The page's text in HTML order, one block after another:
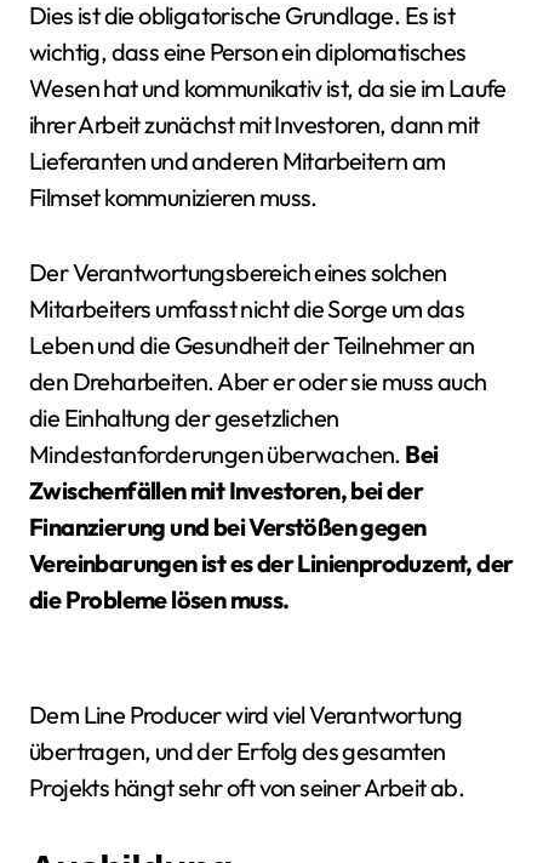
Dies ist die obligatorische Grundlage. Es ist
wichtig, dass eine Person ein diplomatisches
Wesen hat und kommunikativ ist, da sie im Laufe
ihrer Arbeit zunächst mit Investoren, dann mit
Lieferanten und anderen Mitarbeitern am
Filmset kommunizieren muss.
Der Verantwortungsbereich eines solchen
Mitarbeiters umfasst nicht die Sorge um das
Leben und die Gesundheit der Teilnehmer an
den Dreharbeiten. Aber er oder sie muss auch
die Einhaltung der gesetzlichen
Mindestanforderungen überwachen. Bei
Zwischenfällen mit Investoren, bei der
Finanzierung und bei Verstößen gegen
Vereinbarungen ist es der Linienproduzent, der
die Probleme lösen muss.
Dem Line Producer wird viel Verantwortung
übertragen, und der Erfolg des gesamten
Projekts hängt sehr oft von seiner Arbeit ab.